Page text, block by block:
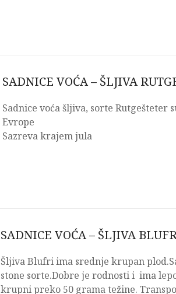
SADNICE VOĆA – ŠLJIVA
Sadnice voća šljiva, sorte Rutgešteter
Evrope
Sazreva krajem jula
SADNICE VOĆA – ŠLJIVA
Šljiva Blufri ima srednje krupan
stone sorte.Dobre je rodnosti i ima
krupni preko 50 grama težine.